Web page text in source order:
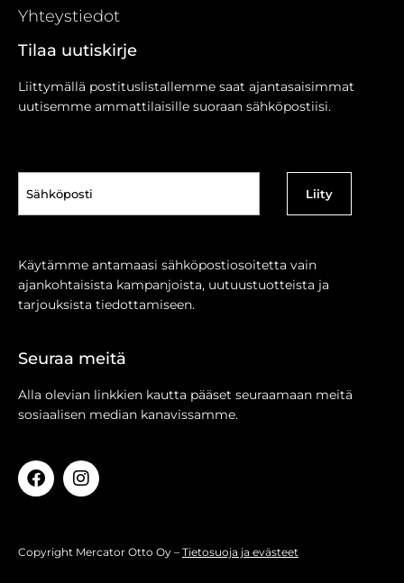
Yhteystiedot
Tilaa uutiskirje
Liittymällä postituslistallemme saat ajantasaisimmat
uutisemme ammattilaisille suoraan sähköpostiisi.
(Pakollinen)
Käytämme antamaasi sähköpostiosoitetta vain
ajankohtaisista kampanjoista, uutuustuotteista ja
tarjouksista tiedottamiseen.
Seuraa meitä
Alla olevian linkkien kautta pääset seuraamaan meitä
sosiaalisen median kanavissamme.
Copyright Mercator Otto Oy – Tietosuoja ja evästeet